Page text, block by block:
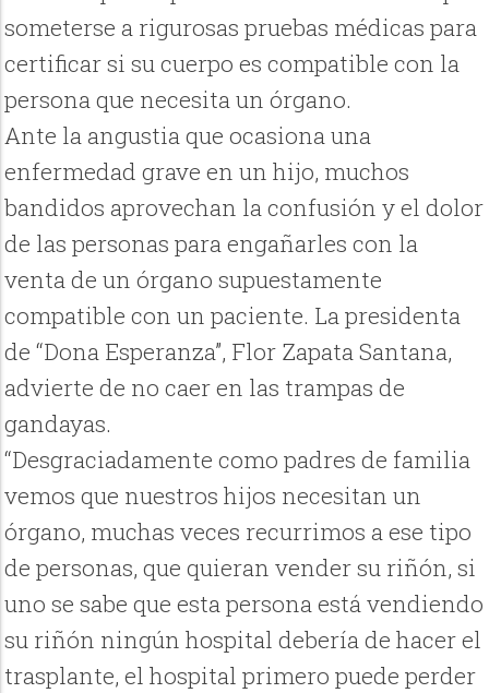
someterse a rigurosas pruebas médicas para
certificar si su cuerpo es compatible con la
persona que necesita un órgano.
Ante la angustia que ocasiona una
enfermedad grave en un hijo, muchos
bandidos aprovechan la confusión y el dolor
de las personas para engañarles con la
venta de un órgano supuestamente
compatible con un paciente. La presidenta
de “Dona Esperanza”, Flor Zapata Santana,
advierte de no caer en las trampas de
gandayas.
“Desgraciadamente como padres de familia
vemos que nuestros hijos necesitan un
órgano, muchas veces recurrimos a ese tipo
de personas, que quieran vender su riñón, si
uno se sabe que esta persona está vendiendo
su riñón ningún hospital debería de hacer el
trasplante, el hospital primero puede perder